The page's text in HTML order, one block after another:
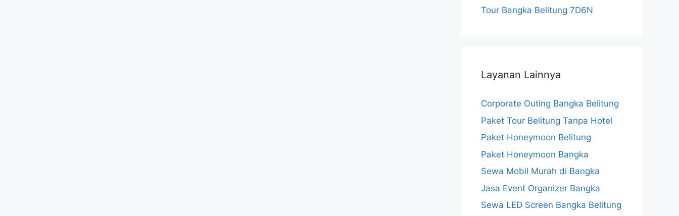
Tour Bangka Belitung 7D6N
Layanan Lainnya
Corporate Outing Bangka Belitung
Paket Tour Belitung Tanpa Hotel
Paket Honeymoon Belitung
Paket Honeymoon Bangka
Sewa Mobil Murah di Bangka
Jasa Event Organizer Bangka
Sewa LED Screen Bangka Belitung